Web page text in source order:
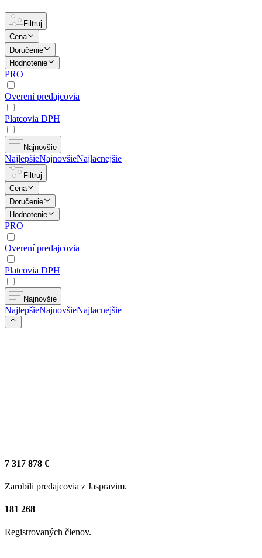
Filtruj
Cena
Doručenie
Hodnotenie
PRO
Overení predajcovia
Platcovia DPH
Najnovšie
NajlepšieNajnovšieNajlacnejšie
Filtruj
Cena
Doručenie
Hodnotenie
PRO
Overení predajcovia
Platcovia DPH
Najnovšie
NajlepšieNajnovšieNajlacnejšie
7 317 878 €
Zarobili predajcovia z Jaspravim.
181 268
Registrovaných členov.